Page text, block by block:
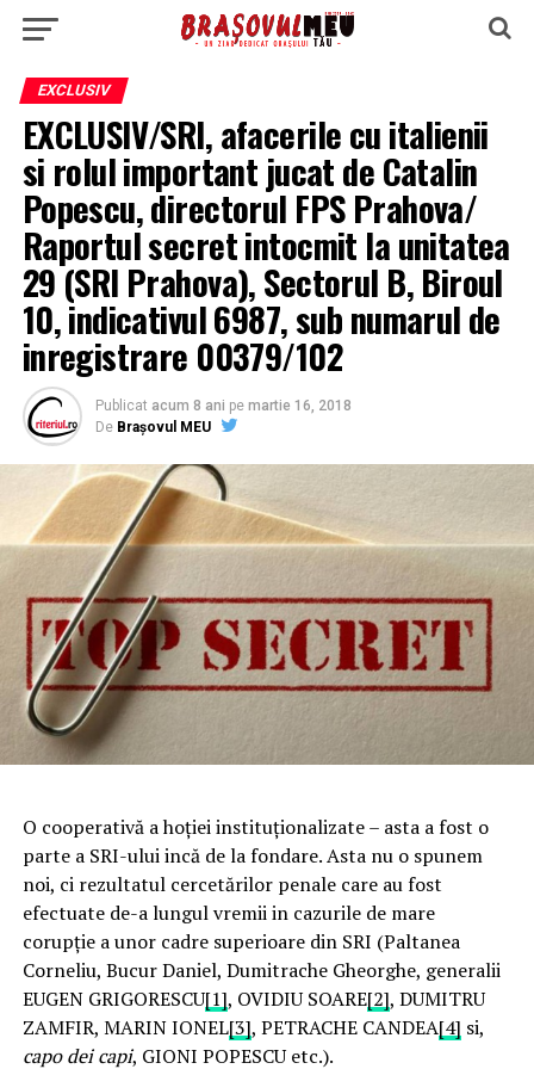
EXCLUSIV
EXCLUSIV/SRI, afacerile cu italienii
si rolul important jucat de Catalin
Popescu, directorul FPS Prahova/
Raportul secret intocmit la unitatea
29 (SRI Prahova), Sectorul B, Biroul
10, indicativul 6987, sub numarul de
inregistrare 00379/102
Publicat acum 8 ani pe martie 16, 2018
De Brașovul MEU
O cooperativă a hoţiei instituţionalizate – asta a fost o
parte a SRI-ului incă de la fondare. Asta nu o spunem
noi, ci rezultatul cercetărilor penale care au fost
efectuate de-a lungul vremii in cazurile de mare
corupţie a unor cadre superioare din SRI (Paltanea
Corneliu, Bucur Daniel, Dumitrache Gheorghe, generalii
EUGEN GRIGORESCU[1], OVIDIU SOARE[2], DUMITRU
ZAMFIR, MARIN IONEL[3], PETRACHE CANDEA[4] si,
capo dei capi, GIONI POPESCU etc.).